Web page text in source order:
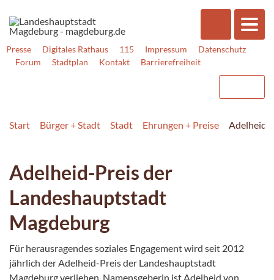
Presse Digitales Rathaus 115 Impressum
Datenschutz
Forum
Stadtplan Kontakt Barrierefreiheit
Start Bürger + Stadt Stadt Ehrungen + Preise
Adelheid-Preis der
Landeshauptstadt
Magdeburg
Für herausragendes soziales Engagement wird seit 2012
jährlich der Adelheid-Preis der Landeshauptstadt
Magdeburg verliehen. Namensgeberin ist Adelheid von